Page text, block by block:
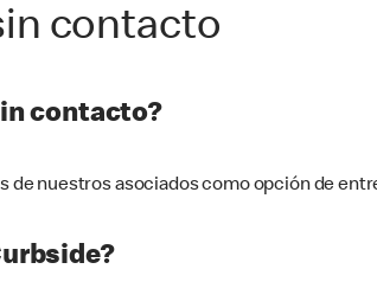
contacto
contacto?
de nuestros asociados como opción de